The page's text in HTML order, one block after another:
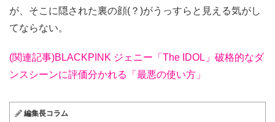
が、そこに隠された裏の顔(？)がうっすらと見える気がし
てならない。
(関連記事)BLACKPINK ジェニー「The IDOL」破格的なダ
ンスシーンに評価分かれる「最悪の使い方」
編集長コラム